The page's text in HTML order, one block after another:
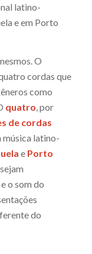
latino-
e em Porto
O
cordas que
como
quatro, por
de cordas
música latino-
e Porto
o som do
do